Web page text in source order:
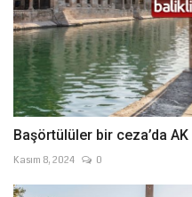
Başörtülüler bir ceza’da AK
Kasım 8, 2024 0